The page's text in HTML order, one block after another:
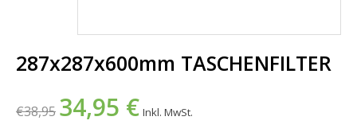
287x287x600mm TASCHENFILTER
€38,95 34,95 € Inkl. MwSt.